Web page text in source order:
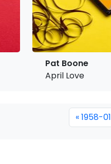
Pat Boone
April Love
« 1958-01